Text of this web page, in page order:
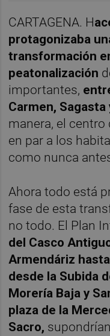
CARTAGENA. H
protagonizaba
transformación
peatonalización
importantes,
Carmen,
manera, el centro
en par a los
como nunca
Ahora todo está
fase de esta
no todo. El Plan
del Casco
Armendáriz
desde la Subida
Morería Baja y
plaza de la
Sacro,